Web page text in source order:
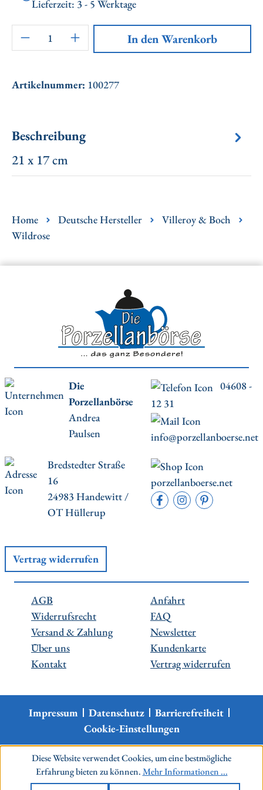
Lieferzeit: 3 - 5 Werktage
Artikel Anzahl: Gib den gewünschten
In den Warenkorb
Artikelnummer: 100277
Beschreibung
21 x 17 cm
Home Deutsche Hersteller
Villeroy & Boch
Wildrose
Die
Porzellanbörse
Andrea
Paulsen
04608 -
12 31
info@porzellanboerse.net
Bredstedter Straße
16
24983 Handewitt /
OT Hüllerup
porzellanboerse.net
Vertrag widerrufen
AGB
Widerrufsrecht
Versand & Zahlung
Über uns
Kontakt
Anfahrt
FAQ
Newsletter
Kundenkarte
Vertrag widerrufen
Impressum Datenschutz
Barrierefreiheit
Cookie-Einstellungen
Diese Website verwendet Cookies, um eine bestmögliche
Erfahrung bieten zu können.Mehr Informationen ...